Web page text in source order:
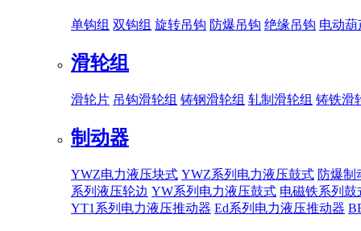
单钩组 双钩组 旋转吊钩 防爆吊钩 绝缘吊钩 电动
滑轮组
滑轮片 吊钩滑轮组 铸钢滑轮组 轧制滑轮组 铸铁滑
制动器
YWZ电力液压块式 YWZ系列电力液压鼓式 防爆制
系列液压轮边 YW系列电力液压鼓式 电磁铁系列鼓
YT1系列电力液压推动器 Ed系列电力液压推动器